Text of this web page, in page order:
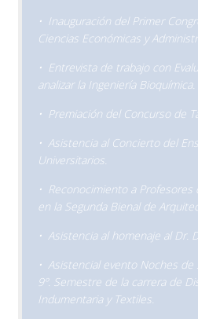
• Inauguración del Primer
Ciencias Económicas y
• Entrevista de trabajo con
analizar la Ingeniería Bioquímica.
• Premiación del Concurso de
• Asistencia al Concierto del
Universitarios.
• Reconocimiento a
en la Segunda Bienal de
• Asistencia al homenaje al Dr.
• Asistencial evento Noches
9º. Semestre de la carrera de
Indumentaria y Textiles.